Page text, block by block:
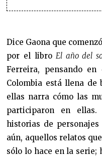
Dice Gaona que
por el libroEl año del
Ferreira, pensando
Colombia está llena de
ellas narra cómo las
participaron en
historias de
aún, aquellos relatos
sólo lo hace en la serie;